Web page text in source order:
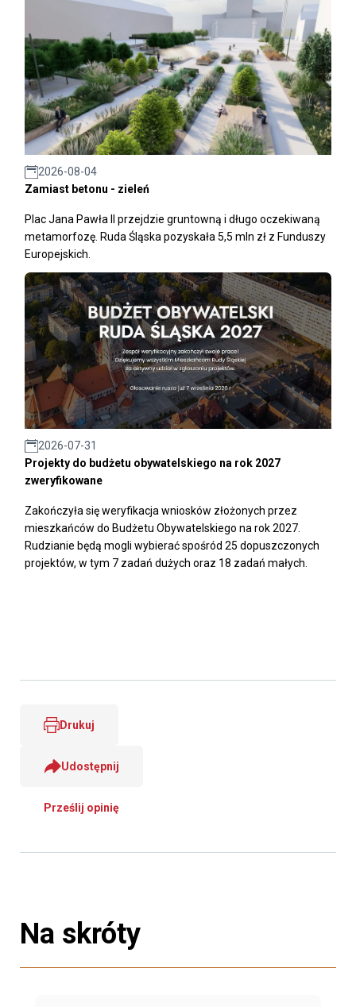
2026-08-04
Zamiast betonu - zieleń
Plac Jana Pawła II przejdzie gruntowną i długo oczekiwaną
metamorfozę. Ruda Śląska pozyskała 5,5 mln zł z Funduszy
Europejskich.
2026-07-31
Projekty do budżetu obywatelskiego na rok 2027
zweryfikowane
Zakończyła się weryfikacja wniosków złożonych przez
mieszkańców do Budżetu Obywatelskiego na rok 2027.
Rudzianie będą mogli wybierać spośród 25 dopuszczonych
projektów, w tym 7 zadań dużych oraz 18 zadań małych.
Drukuj
Udostępnij
Prześlij opinię
Na skróty